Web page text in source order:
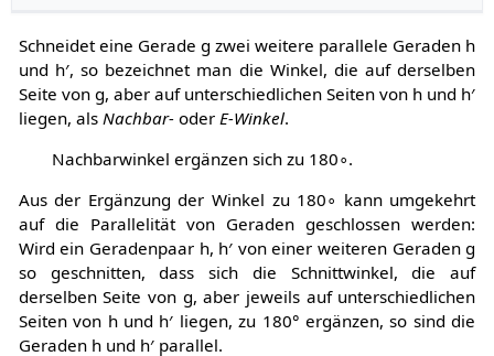
Schneidet eine Gerade g zwei weitere parallele Geraden h
und h′, so bezeichnet man die Winkel, die auf derselben
Seite von g, aber auf unterschiedlichen Seiten von h und h′
liegen, als Nachbar-oder E-Winkel.
Nachbarwinkel ergänzen sich zu 180∘.
Aus der Ergänzung der Winkel zu 180∘ kann umgekehrt
auf die Parallelität von Geraden geschlossen werden:
Wird ein Geradenpaar h, h′ von einer weiteren Geradeng
so geschnitten, dass sich die Schnittwinkel, die auf
derselben Seite von g, aber jeweils auf unterschiedlichen
Seiten von hund h′ liegen, zu 180° ergänzen, so sind die
Geraden hund h′parallel.